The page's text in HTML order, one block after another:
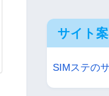
サイト
SIMステの